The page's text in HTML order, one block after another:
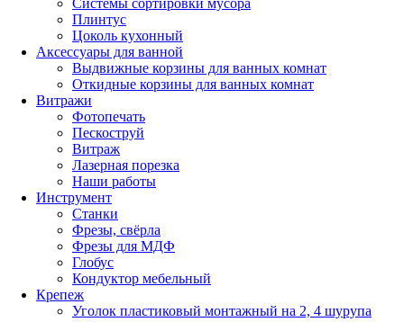
Плинтус
Цоколь кухонный
Аксессуары для ванной
Выдвижные корзины для ванных комнат
Откидные корзины для ванных комнат
Витражи
Фотопечать
Пескоструй
Витраж
Лазерная порезка
Наши работы
Инструмент
Станки
Фрезы, свёрла
Фрезы для МДФ
Глобус
Кондуктор мебельный
Крепеж
Уголок пластиковый монтажный на 2, 4 шурупа